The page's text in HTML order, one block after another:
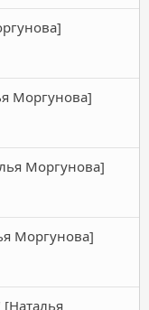
Моргунова]
Моргунова]
Моргунова]